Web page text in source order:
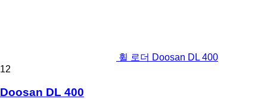
휠 로더 Doosan DL 400
12
Doosan DL 400